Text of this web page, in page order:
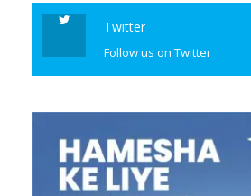
Twitter
Follow us on Twitter